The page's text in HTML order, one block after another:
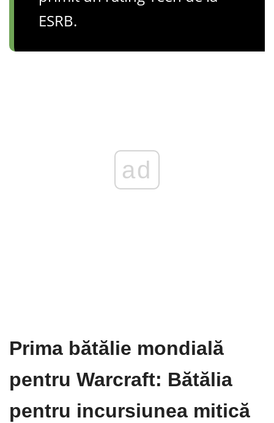
ESRB.
ad
Prima bătălie mondială
pentru Warcraft: Bătălia
pentru incursiunea mitică